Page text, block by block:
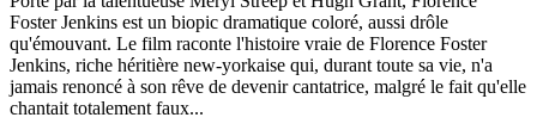
Foster Jenkins est un biopic dramatique coloré, aussi drôle
qu'émouvant. Le film raconte l'histoire vraie de Florence Foster
Jenkins, riche héritière new-yorkaise qui, durant toute sa vie, n'a
jamais renoncé à son rêve de devenir cantatrice, malgré le fait qu'elle
chantait totalement faux...